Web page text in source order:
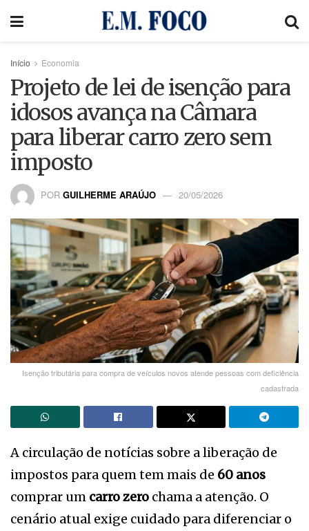
Início Economia
Projeto de lei de isenção para
idosos avança na Câmara
para liberar carro zero sem
imposto
POR GUILHERME ARAÚJO 20/05/2026
Isenção tributária para compra de veículos novos atende pessoas com deficiência
cadastrada
A circulação de notícias sobre a liberação de
impostos para quem tem mais de 60 anos
comprar um carro zero chama a atenção. O
cenário atual exige cuidado para diferenciar o